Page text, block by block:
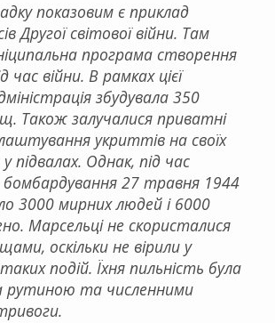
показовим є приклад
Другої світової війни. Там
програма створення
час війни. В рамках цієї
збудувала 350
Також залучалися приватні
укриттів на своїх
підвалах. Однак, під час
бомбардування 27 травня 1944
3000 мирних людей і 6000
Марсельці не скористалися
оскільки не вірили у
подій. Їхня пильність була
рутиною та численними